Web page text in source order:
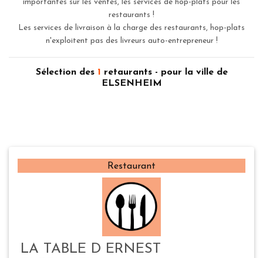
importantes sur les ventes, les services de hop-plats pour les
restaurants !
Les services de livraison à la charge des restaurants, hop-plats
n'exploitent pas des livreurs auto-entrepreneur !
Sélection des 1 retaurants - pour la ville de
ELSENHEIM
Restaurant
LA TABLE D ERNEST